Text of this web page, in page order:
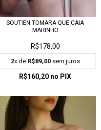
SOUTIEN TOMARA QUE CAIA
MARINHO
R$178,00
2x de R$89,00sem juros
R$160,20 no PIX